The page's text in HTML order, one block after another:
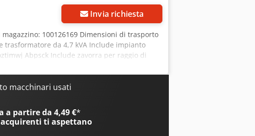
Invia richiesta
100126169 Dimensioni di trasporto
trasformatore da 4,7 kVA Include impianto
Abpsck Include zavorra per raggio di
macchinari usati
a partire da 4,49 €*
ti aspettano